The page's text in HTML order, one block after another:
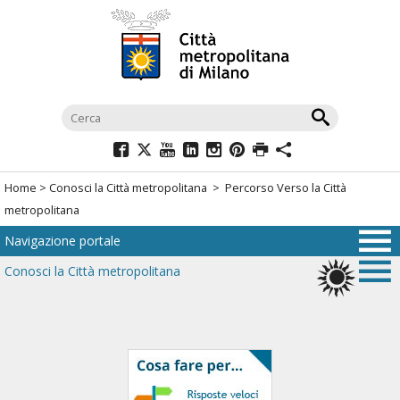
navigazione
menù
di
navigazione
interna
Home > Conosci la Città metropolitana > Percorso Verso la Città
metropolitana
Navigazione portale
Conosci la Città metropolitana